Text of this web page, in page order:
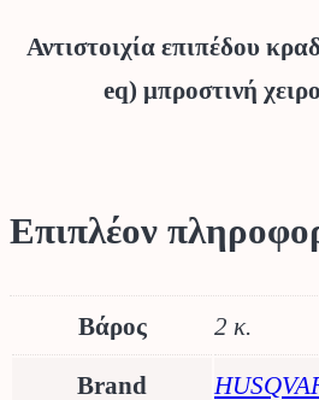
Αντιστοιχία επιπέδου
eq) μπροστινή
Επιπλέον
Βάρος 2 κ.
Brand